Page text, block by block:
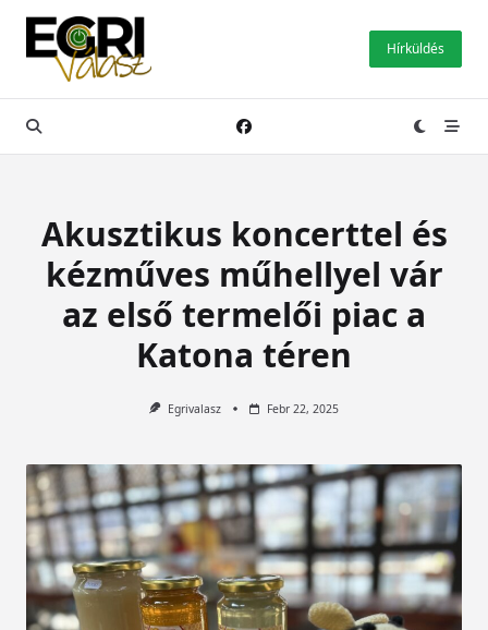
Skip
content
Hírküldés
Akusztikus koncerttel és
kézműves műhellyel vár
az első termelői piac a
Katona téren
Egrivalasz Febr 22, 2025